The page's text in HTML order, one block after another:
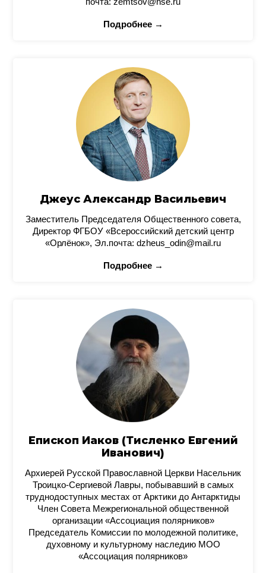
Подробнее →
Джеус Александр Васильевич
Заместитель Председателя Общественного совета,
Директор ФГБОУ «Всероссийский детский центр
«Орлёнок», Эл.почта: dzheus_odin@mail.ru
Подробнее →
Епископ Иаков (Тисленко Евгений
Иванович)
Архиерей Русской Православной Церкви Насельник
Троицко-Сергиевой Лавры, побывавший в самых
труднодоступных местах от Арктики до Антарктиды
Член Совета Межрегиональной общественной
организации «Ассоциация полярников»
Председатель Комиссии по молодежной политике,
духовному и культурному наследию МОО
«Ассоциация полярников»